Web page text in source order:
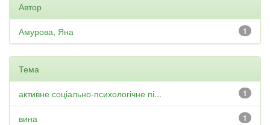
Автор
1
Амурова, Яна
Тема
1
активне соціально-психологічне пі...
1
вина